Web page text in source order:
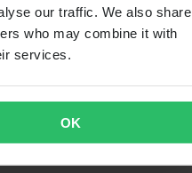
our traffic. We also share
who may combine it with
services.
OK